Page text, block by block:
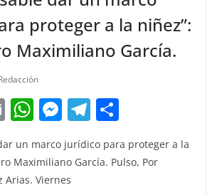
proteger a la niñez”:
Maximiliano García.
E
ai
l
W
at
s
M
e
ss
e
T
e m
un marco jurídico para proteger a la
Maximiliano García. Pulso, Por
Arias. Viernes